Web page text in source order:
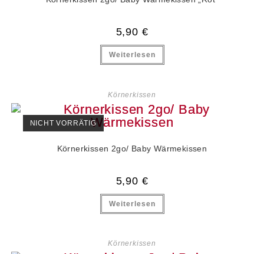
5,90 €
Weiterlesen
Körnerkissen
NICHT VORRÄTIG
Körnerkissen 2go/ Baby Wärmekissen
5,90 €
Weiterlesen
Körnerkissen